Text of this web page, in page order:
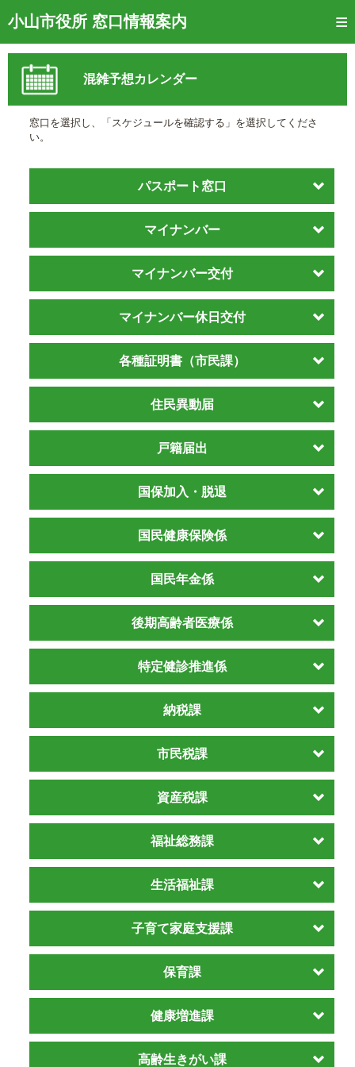
小山市役所 窓口情報案内
トップページ
窓口混雑状況
待ち状況確認
混雑予想カレンダー
窓口を選択し、「スケジュールを確認する」を選択してくださ
い。
パスポート窓口
マイナンバー
マイナンバー交付
マイナンバー休日交付
各種証明書（市民課）
住民異動届
戸籍届出
国保加入・脱退
国民健康保険係
国民年金係
後期高齢者医療係
特定健診推進係
納税課
市民税課
資産税課
福祉総務課
生活福祉課
子育て家庭支援課
保育課
健康増進課
高齢生きがい課